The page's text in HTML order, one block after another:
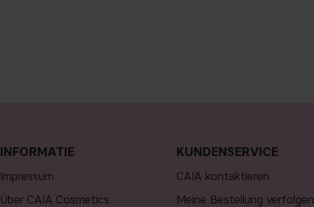
INFORMATIE
Impressum
Über CAIA Cosmetics
KUNDENSERVICE
CAIA kontaktieren
Meine Bestellung verfolgen